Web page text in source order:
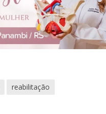
reabilitação